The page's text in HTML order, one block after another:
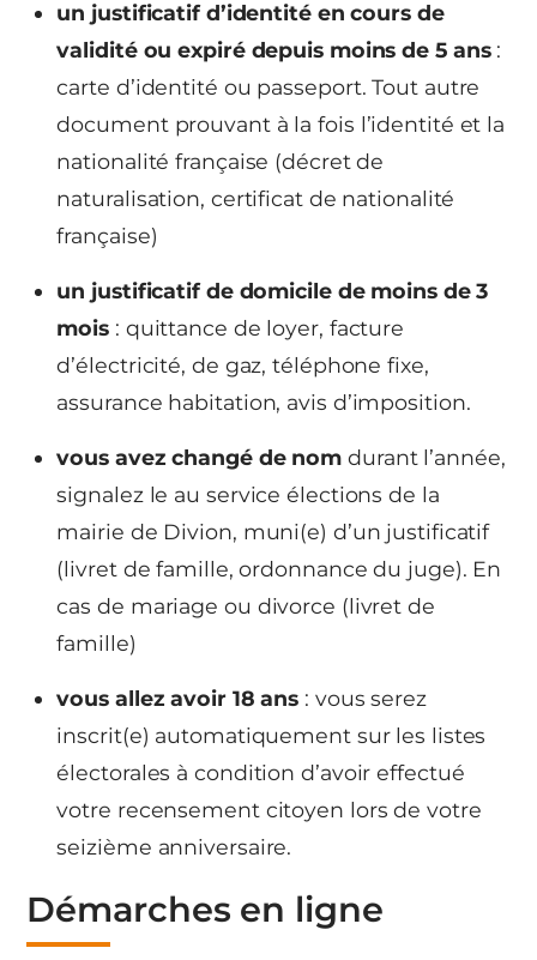
un justificatif d’identité en cours de
validité ou expiré depuis moins de 5 ans:
carte d’identité ou passeport. Tout autre
document prouvant à la fois l’identité et la
nationalité française (décret de
naturalisation, certificat de nationalité
française)
un justificatif de domicile de moins de 3
mois : quittance de loyer, facture
d’électricité, de gaz, téléphone fixe,
assurance habitation, avis d’imposition.
vous avez changé de nom durant l’année,
signalez le au service élections de la
mairie de Divion, muni(e) d’un justificatif
(livret de famille, ordonnance du juge). En
cas de mariage ou divorce (livret de
famille)
vous allez avoir 18 ans : vous serez
inscrit(e) automatiquement sur les listes
électorales à condition d’avoir effectué
votre recensement citoyen lors de votre
seizième anniversaire.
Démarches en ligne